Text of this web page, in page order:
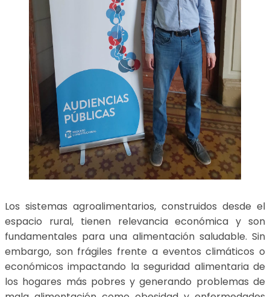
Los sistemas agroalimentarios, construidos desde el
espacio rural, tienen relevancia económica y son
fundamentales para una alimentación saludable. Sin
embargo, son frágiles frente a eventos climáticos o
económicos impactando la seguridad alimentaria de
los hogares más pobres y generando problemas de